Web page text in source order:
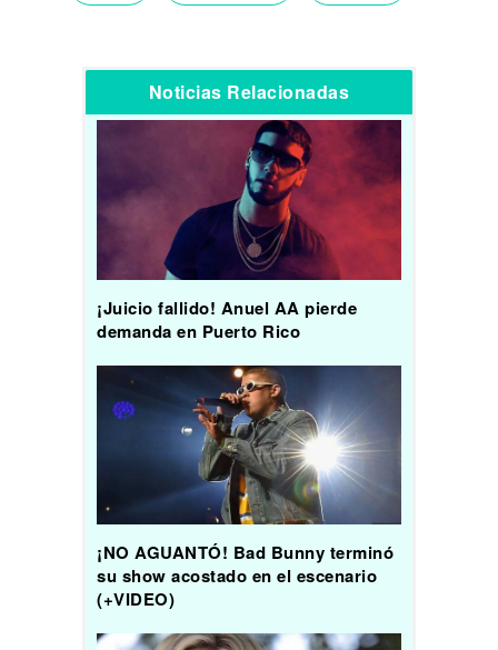
Noticias Relacionadas
¡Juicio fallido! Anuel AA pierde
demanda en Puerto Rico
¡NO AGUANTÓ! Bad Bunny terminó
su show acostado en el escenario
(+VIDEO)